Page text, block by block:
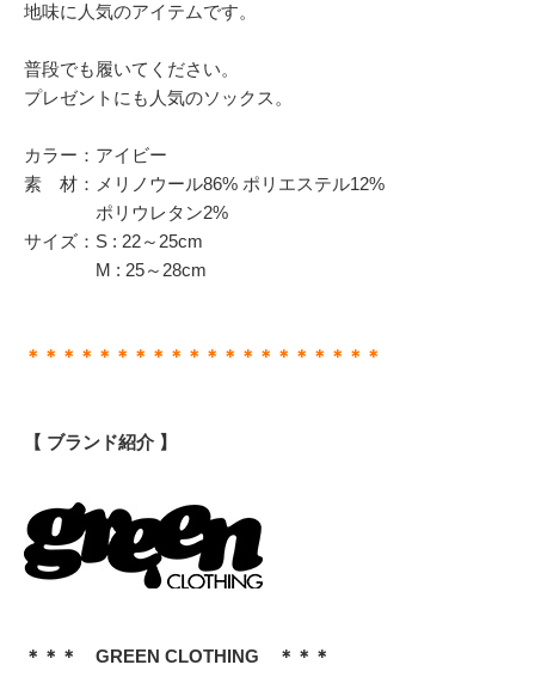
地味に人気のアイテムです。
普段でも履いてください。
プレゼントにも人気のソックス。
カラー：アイビー
素 材：メリノウール86% ポリエステル12%
ポリウレタン2%
サイズ：S : 22～25cm
M : 25～28cm
＊＊＊＊＊＊＊＊＊＊＊＊＊＊＊＊＊＊＊＊
【 ブランド紹介 】
＊＊＊ GREEN CLOTHING ＊＊＊